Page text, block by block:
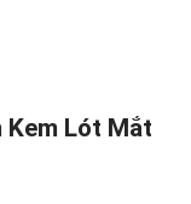
Kem Lót Mắt